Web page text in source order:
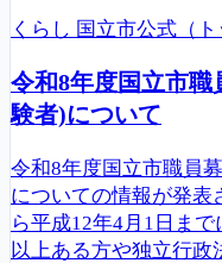
くらし 国立市公式（ト
令和8年度国立市
験者)について
令和8年度国立市職員
についての情報が発表
ら平成12年4月1日ま
以上ある方や独立行政